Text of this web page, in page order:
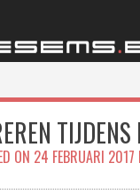
TIJDENS
ON 24 FEBRUARI 2017